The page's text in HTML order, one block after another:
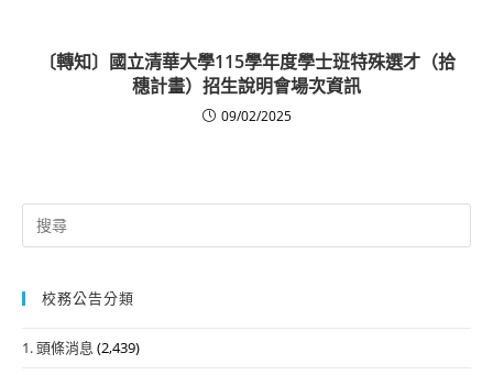
〔轉知〕國立清華大學115學年度學士班特殊選才（拾
穗計畫）招生說明會場次資訊
09/02/2025
Search
for:
校務公告分類
1. 頭條消息 (2,439)